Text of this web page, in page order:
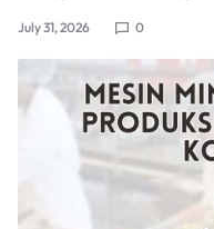
July 31, 2026 0